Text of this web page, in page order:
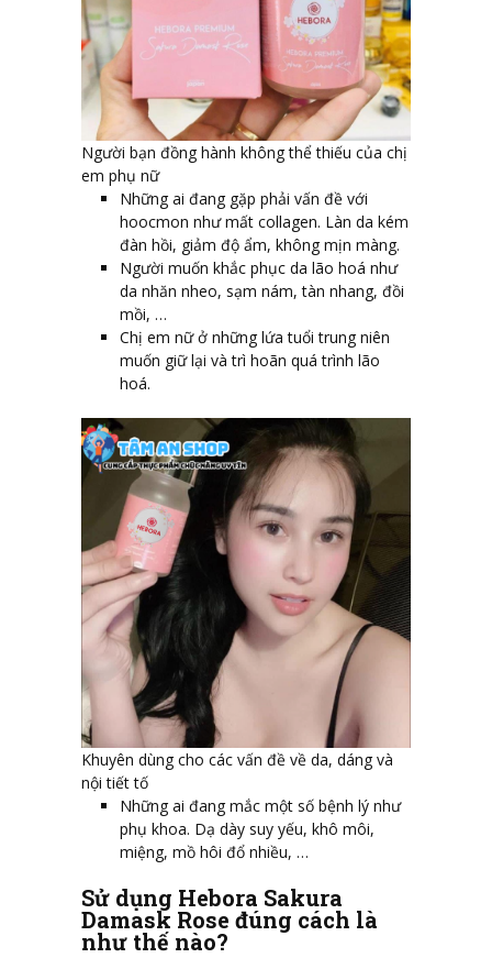
Người bạn đồng hành không thể thiếu của chị
em phụ nữ
Những ai đang gặp phải vấn đề với
hoocmon như mất collagen. Làn da kém
đàn hồi, giảm độ ẩm, không mịn màng.
Người muốn khắc phục da lão hoá như
da nhăn nheo, sạm nám, tàn nhang, đồi
mồi, …
Chị em nữ ở những lứa tuổi trung niên
muốn giữ lại và trì hoãn quá trình lão
hoá.
Khuyên dùng cho các vấn đề về da, dáng và
nội tiết tố
Những ai đang mắc một số bệnh lý như
phụ khoa. Dạ dày suy yếu, khô môi,
miệng, mồ hôi đổ nhiều, …
Sử dụng Hebora Sakura
Damask Rose đúng cách là
như thế nào?